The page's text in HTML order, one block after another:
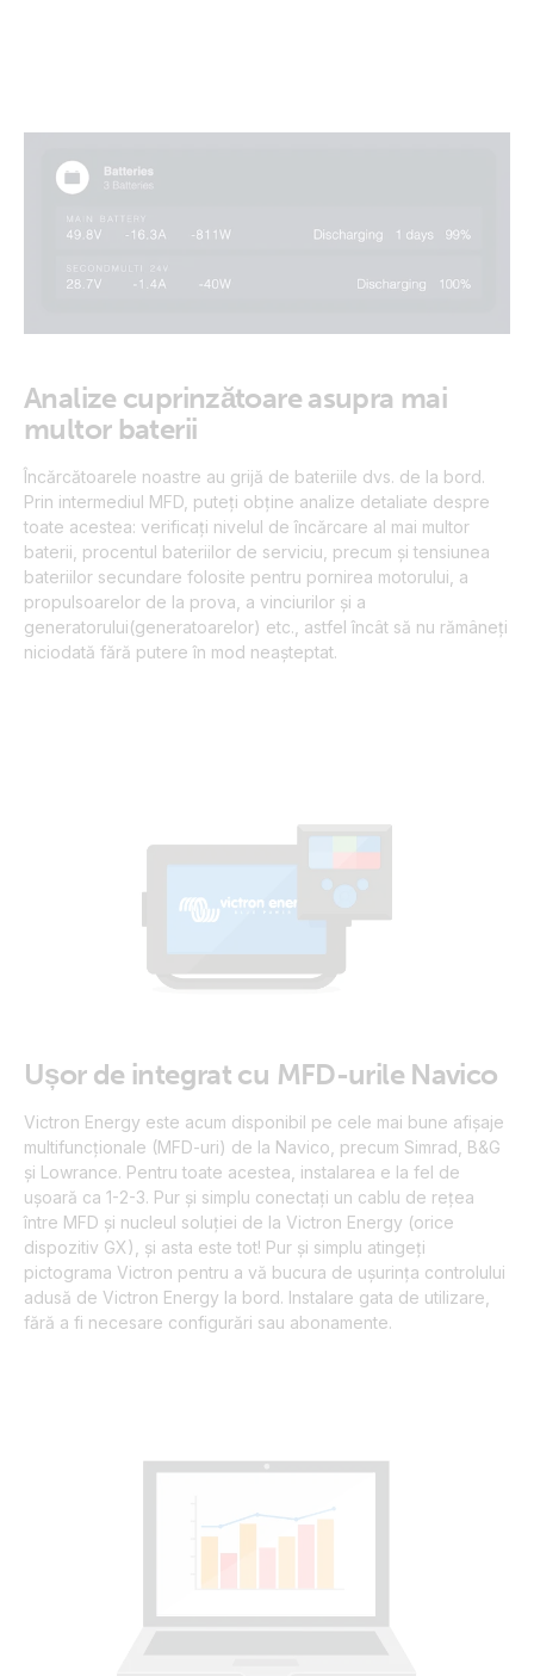
Analize cuprinzătoare asupra mai
multor baterii
Încărcătoarele noastre au grijă de bateriile dvs. de la bord.
Prin intermediul MFD, puteți obține analize detaliate despre
toate acestea: verificați nivelul de încărcare al mai multor
baterii, procentul bateriilor de serviciu, precum și tensiunea
bateriilor secundare folosite pentru pornirea motorului, a
propulsoarelor de la prova, a vinciurilor și a
generatorului(generatoarelor) etc., astfel încât să nu rămâneți
niciodată fără putere în mod neașteptat.
Ușor de integrat cu MFD-urile Navico
Victron Energy este acum disponibil pe cele mai bune afișaje
multifuncționale (MFD-uri) de la Navico, precum Simrad, B&G
și Lowrance. Pentru toate acestea, instalarea e la fel de
ușoară ca 1-2-3. Pur și simplu conectați un cablu de rețea
între MFD și nucleul soluției de la Victron Energy (orice
dispozitiv GX), și asta este tot! Pur și simplu atingeți
pictograma Victron pentru a vă bucura de ușurința controlului
adusă de Victron Energy la bord. Instalare gata de utilizare,
fără a fi necesare configurări sau abonamente.